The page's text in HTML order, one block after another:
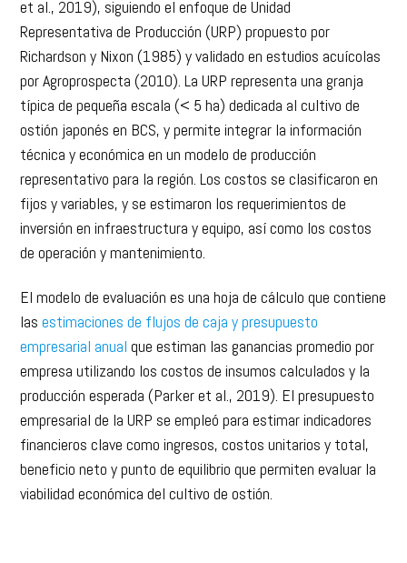
et al., 2019), siguiendo el enfoque de Unidad
Representativa de Producción (URP) propuesto por
Richardson y Nixon (1985) y validado en estudios acuícolas
por Agroprospecta (2010). La URP representa una granja
típica de pequeña escala (< 5 ha) dedicada al cultivo de
ostión japonés en BCS, y permite integrar la información
técnica y económica en un modelo de producción
representativo para la región. Los costos se clasificaron en
fijos y variables, y se estimaron los requerimientos de
inversión en infraestructura y equipo, así como los costos
de operación y mantenimiento.
El modelo de evaluación es una hoja de cálculo que contiene
lasestimaciones de flujos de caja y presupuesto
empresarial anualque estiman las ganancias promedio por
empresa utilizando los costos de insumos calculados y la
producción esperada (Parker et al., 2019). El presupuesto
empresarial de la URP se empleó para estimar indicadores
financieros clave como ingresos, costos unitarios y total,
beneficio neto y punto de equilibrio que permiten evaluar la
viabilidad económica del cultivo de ostión.